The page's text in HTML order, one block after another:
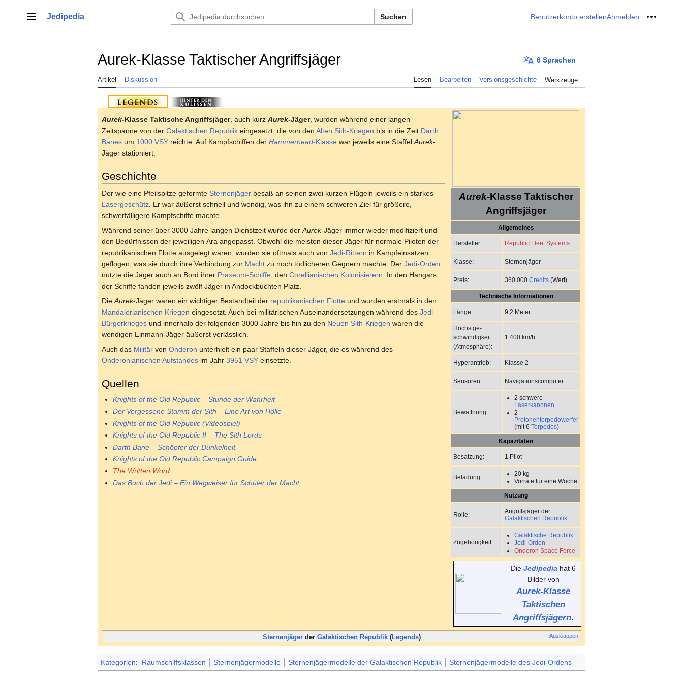
springenHauptmenü
Jedipedia Suchen Benutzerkonto erstellenAnmelden Meine
Aurek-Klasse Taktischer Angriffsjäger 6 Sprachen
Artikel Diskussion Lesen Bearbeiten Versionsgeschichte Werkzeuge
Aurek-Klasse Taktischer
Angriffsjäger
Allgemeines
Hersteller: Republic Fleet Systems
Klasse: Sternenjäger
Preis: 360.000 Credits (Wert)
Technische Informationen
Länge: 9,2 Meter
Höchstge-
schwindigkeit
(Atmosphäre):
1.400 km/h
Hyperantrieb: Klasse 2
Sensoren: Navigationscomputer
Bewaffnung:
2 schwere
Laserkanonen
2
Protonentorpedowerfer
(mit 6 Torpedos)
Kapazitäten
Besatzung: 1 Pilot
Beladung:
20 kg
Vorräte für eine Woche
Nutzung
Rolle:
Angriffsjäger der
Galaktischen Republik
Zugehörigkeit:
Galaktische Republik
Jedi-Orden
Onderon Space Force
Aurek-Klasse Taktische Angriffsjäger, auch kurz Aurek-Jäger, wurden während einer langen
Zeitspanne von der Galaktischen Republik eingesetzt, die von den Alten Sith-Kriegen bis in die Zeit Darth
Banes um 1000 VSY reichte. Auf Kampfschiffen der Hammerhead-Klasse war jeweils eine Staffel Aurek-
Jäger stationiert.
Geschichte
Der wie eine Pfeilspitze geformte Sternenjäger besaß an seinen zwei kurzen Flügeln jeweils ein starkes
Lasergeschütz . Er war äußerst schnell und wendig, was ihn zu einem schweren Ziel für größere,
schwerfälligere Kampfschiffe machte.
Während seiner über 3000 Jahre langen Dienstzeit wurde der Aurek-Jäger immer wieder modifiziert und
den Bedürfnissen der jeweiligen Ära angepasst. Obwohl die meisten dieser Jäger für normale Piloten der
republikanischen Flotte ausgelegt waren, wurden sie oftmals auch von Jedi-Rittern in Kampfeinsätzen
geflogen, was sie durch ihre Verbindung zur Macht zu noch tödlicheren Gegnern machte. Der Jedi-Orden
nutzte die Jäger auch an Bord ihrer Praxeum-Schiffe , den Corellianischen Kolonisierern . In den Hangars
der Schiffe fanden jeweils zwölf Jäger in Andockbuchten Platz.
Die Aurek-Jäger waren ein wichtiger Bestandteil der republikanischen Flotte und wurden erstmals in den
Mandalorianischen Kriegen eingesetzt. Auch bei militärischen Auseinandersetzungen während des Jedi-
Bürgerkrieges und innerhalb der folgenden 3000 Jahre bis hin zu den Neuen Sith-Kriegen waren die
wendigen Einmann-Jäger äußerst verlässlich.
Auch das Militär von Onderon unterhielt ein paar Staffeln dieser Jäger, die es während des
Onderonianischen Aufstandes im Jahr 3951 VSY einsetzte.
Quellen
Die Jedipedia hat 6
Bilder von
Aurek-Klasse
Taktischen
Angriffsjägern.
Knights of the Old Republic –Stunde der Wahrheit
Der Vergessene Stamm der Sith –Eine Art von Hölle
Knights of the Old Republic (Videospiel)
Knights of the Old Republic II – The Sith Lords
Darth Bane –Schöpfer der Dunkelheit
Knights of the Old Republic Campaign Guide
The Written Word
Das Buch der Jedi – Ein Wegweiser für Schüler der Macht
Sternenjägerder Galaktischen Republik(Legends) Ausklappen
Kategorien: Raumschiffsklassen Sternenjägermodelle Sternenjägermodelle der Galaktischen Republik Sternenjägermodelle des Jedi-Ordens